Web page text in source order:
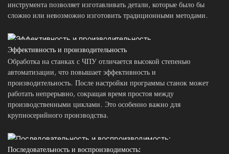
инструмента позволяет изготавливать детали, которые было бы
сложно или невозможно изготовить традиционными методами.
Эффективность и производительность
Обработка на станках с ЧПУ отличается высокой степенью
автоматизации, что повышает эффективность и
производительность. После настройки программы станок может
работать непрерывно, сокращая время простоя между
производственными циклами. Это особенно важно для
крупносерийного производства.
Последовательность и воспроизводимость: